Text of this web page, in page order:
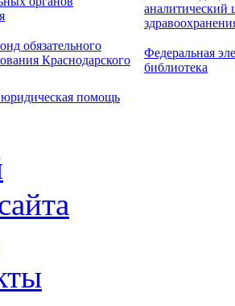
аналитический
обязательного
Краснодарского
Федеральная
библиотека
юридическая помощь